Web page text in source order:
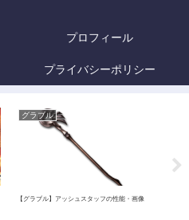
プロフィール
プライバシーポリシー
グラブル
【グラブル】アッシュスタッフの性能・画像